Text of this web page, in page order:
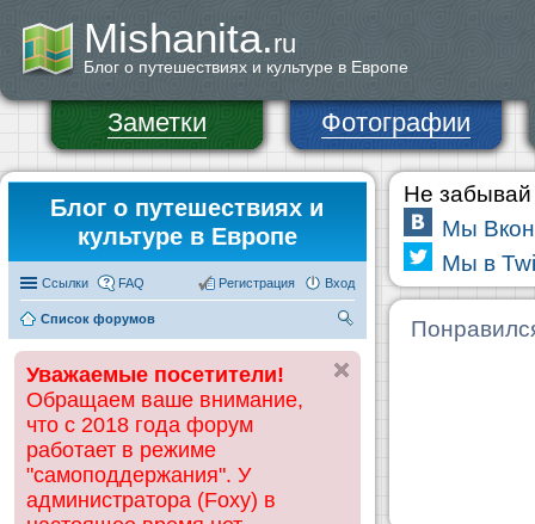
Mishanita.ru
Блог о путешествиях и культуре в Европе
Заметки Фотографии
Блог о путешествиях и
культуре в Европе
Ссылки FAQ Вход
Регистрация
Список форумов
ск
Уважаемые посетители!
Обращаем ваше внимание,
что с 2018 года форум
работает в режиме
"самоподдержания". У
администратора (Foxy) в
Не забывай
Мы
Мы в